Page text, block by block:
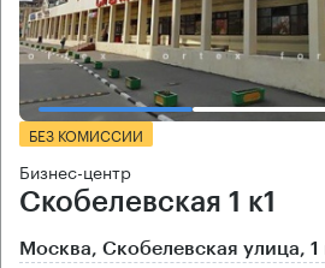
БЕЗ КОМИССИИ
Бизнес-центр
Скобелевская 1 к1
Москва, Скобелевская улица, 1